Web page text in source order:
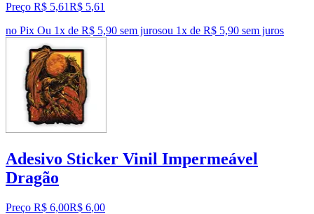
Preço R$ 5,61R$ 5,61
no Pix Ou 1x de R$ 5,90 sem jurosou 1x de R$ 5,90 sem juros
Adesivo Sticker Vinil Impermeável
Dragão
Preço R$ 6,00R$ 6,00